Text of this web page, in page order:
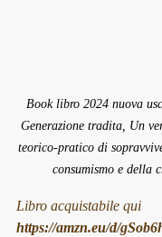
Book libro 2024 nuova
Generazione tradita, Un
teorico-pratico di
consumismo e della
Libro acquistabile qui
https://amzn.eu/d/